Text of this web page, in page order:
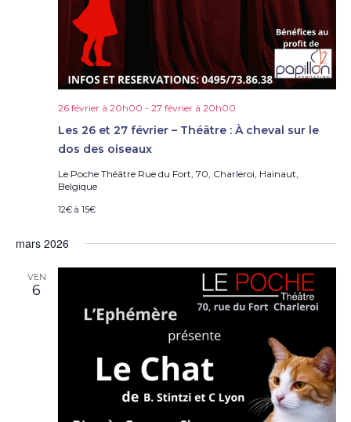
Les 26 et 27 février – Théâtre : À cheval sur le
dos des oiseaux
26 février à 20h00 - 27 février à 20h00
Le Poche Théâtre Rue du Fort, 70, Charleroi, Hainaut,
Belgique
12€ à 15€
mars 2026
VEN
6